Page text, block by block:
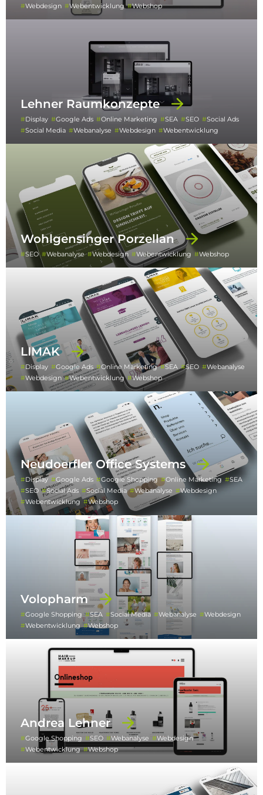
Webdesign
Webentwicklung Webshop
Lehner Raumkonzepte
Display Google Ads Online Marketing SEA SEO
Social Ads
Social Media
Webanalyse Webdesign Webentwicklung
Wohlgensinger Porzellan
SEO Webanalyse Webdesign Webentwicklung Webshop
LIMAK
Display Google Ads Online Marketing SEA SEO
Webanalyse
Webdesign
Webentwicklung Webshop
Neudoerfler Office Systems
Display Google Ads Google Shopping Online Marketing
SEA
SEO
Social Ads Social Media Webanalyse
Webdesign
Webentwicklung
Webshop
Volopharm
Google Shopping SEA Social Media Webanalyse
Webdesign
Webentwicklung
Webshop
Andrea Lehner
Google Shopping SEO Webanalyse
Webdesign
Webentwicklung
Webshop